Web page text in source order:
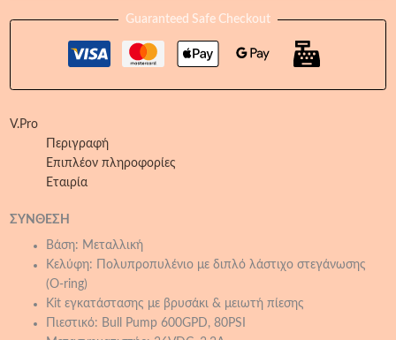
Guaranteed Safe Checkout
V.Pro
Περιγραφή
Επιπλέον πληροφορίες
Εταιρία
ΣΥΝΘΕΣΗ
Βάση: Μεταλλική
Κελύφη: Πολυπροπυλένιο με διπλό λάστιχο στεγάνωσης
(Ο-ring)
Kit εγκατάστασης με βρυσάκι & μειωτή πίεσης
Πιεστικό: Bull Pump 600GPD, 80PSI